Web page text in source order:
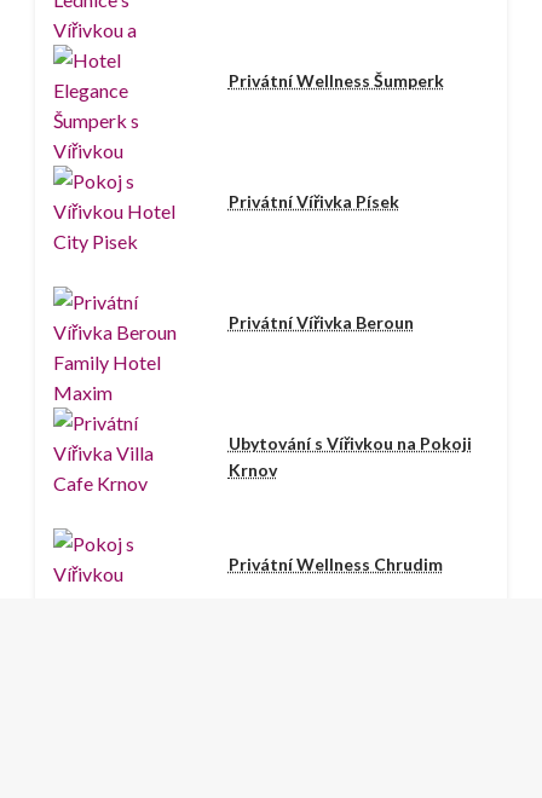
Privátní Wellness Šumperk
Privátní Vířivka Písek
Privátní Vířivka Beroun
Ubytování s Vířivkou na Pokoji
Krnov
Privátní Wellness Chrudim